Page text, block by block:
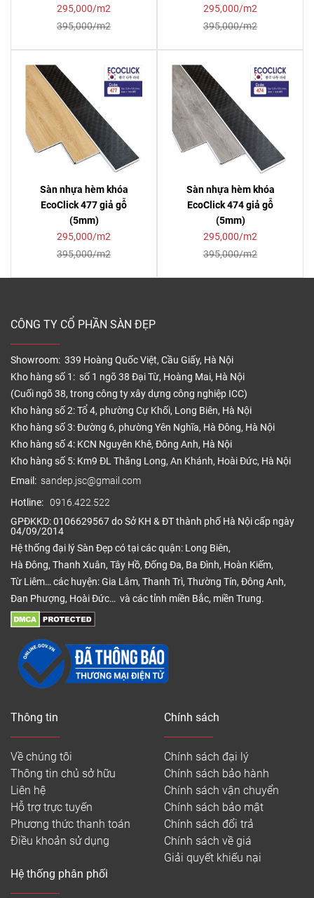
295,000/m2
395,000/m2
295,000/m2
395,000/m2
Sàn nhựa hèm khóa
EcoClick 477 giả gỗ
(5mm)
295,000/m2
395,000/m2
Sàn nhựa hèm khóa
EcoClick 474 giả gỗ
(5mm)
295,000/m2
395,000/m2
CÔNG TY CỔ PHẦN SÀN ĐẸP
Showroom: 339 Hoàng Quốc Việt, Cầu Giấy, Hà Nội
Kho hàng số 1: số 1 ngõ 38 Đại Từ, Hoàng Mai, Hà Nội
(Cuối ngõ 38, trong công ty xây dựng công nghiệp ICC)
Kho hàng số 2: Tổ 4, phường Cự Khối, Long Biên, Hà Nội
Kho hàng số 3: Đường 6, phường Yên Nghĩa, Hà Đông, Hà Nội
Kho hàng số 4: KCN Nguyên Khê, Đông Anh, Hà Nội
Kho hàng số 5: Km9 ĐL Thăng Long, An Khánh, Hoài Đức, Hà Nội
Email: sandep.jsc@gmail.com
Hotline: 0916.422.522
GPĐKKD: 0106629567 do Sở KH & ĐT thành phố Hà Nội cấp ngày
04/09/2014
Hệ thống đại lý Sàn Đẹp có tại các quận: Long Biên,
Hà Đông, Thanh Xuân, Tây Hồ, Đống Đa, Ba Đình, Hoàn Kiếm,
Từ Liêm… các huyện: Gia Lâm, Thanh Trì, Thường Tín, Đông Anh,
Đan Phượng, Hoài Đức… và các tỉnh miền Bắc, miền Trung.
Thông tin
Về chúng tôi
Thông tin chủ sở hữu
Liên hệ
Hỗ trợ trực tuyến
Phương thức thanh toán
Điều khoản sử dụng
Chính sách
Chính sách đại lý
Chính sách bảo hành
Chính sách vận chuyển
Chính sách bảo mật
Chính sách đổi trả
Chính sách về giá
Giải quyết khiếu nại
Hệ thống phân phối